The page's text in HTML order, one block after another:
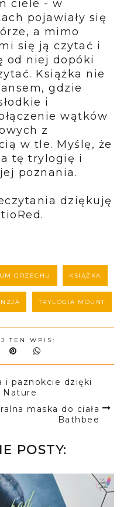
ciele - w
pojawiały się
a mimo
się ją czytać i
od niej dopóki
Książka nie
gdzie
i
wątków
z
w tle. Myślę, że
tę trylogię i
poznania.
dziękuję
GRZECHU KSIĄŻKA
TRYLOGIA MOUNT
TEN WPIS:
i paznokcie dzięki
Nature
maska do ciała
Bathbee
POSTY: